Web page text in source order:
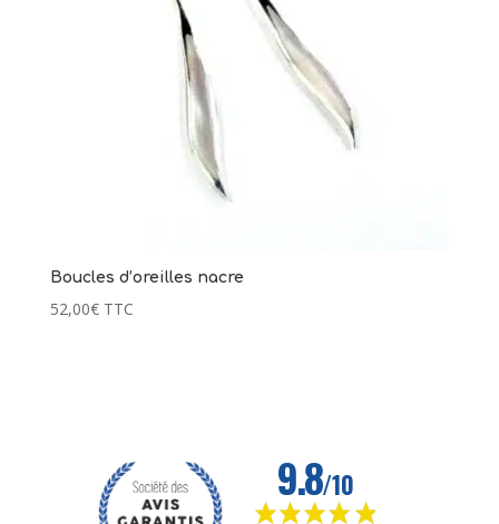
Boucles d’oreilles nacre
52,00€ TTC